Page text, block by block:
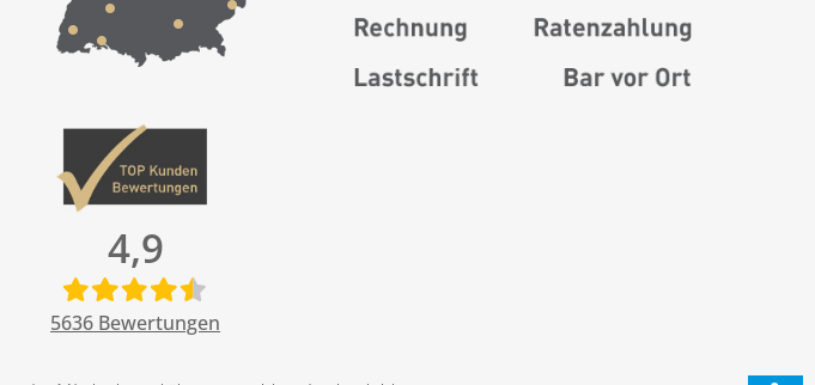
4,9
5636 Bewertungen